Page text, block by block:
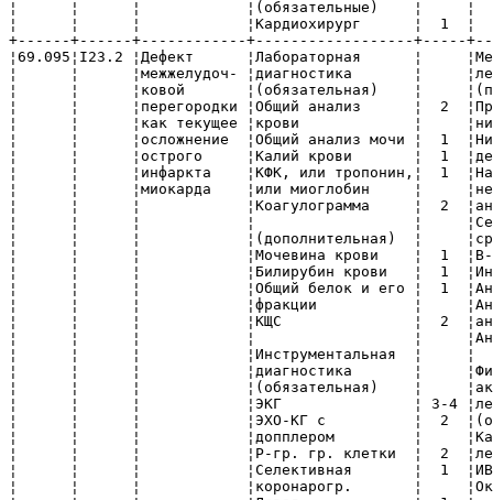
коронарогр.       ¦     ¦Оксигенация        ¦          ¦               ¦
¦      ¦      ¦            ¦Левая             ¦  1  ¦                   ¦          ¦               ¦
¦      ¦      ¦            ¦вентрикулография  ¦     ¦                   ¦          ¦               ¦
¦      ¦      ¦            ¦                  ¦     ¦                   ¦          ¦               ¦
¦      ¦      ¦            ¦(дополнительная)  ¦     ¦                   ¦          ¦               ¦
¦      ¦      ¦            ¦Исследование      ¦  1  ¦                   ¦          ¦               ¦
¦      ¦      ¦            ¦центральной       ¦     ¦                   ¦          ¦               ¦
¦      ¦      ¦            ¦гемодинамики      ¦     ¦                   ¦          ¦               ¦
¦      ¦      ¦            ¦Холтеровское      ¦  1  ¦                   ¦          ¦               ¦
¦      ¦      ¦            ¦мониторирование   ¦     ¦                   ¦          ¦               ¦
¦      ¦      ¦            ¦                  ¦     ¦                   ¦          ¦               ¦
¦      ¦      ¦            ¦Консультации      ¦     ¦                   ¦          ¦               ¦
¦      ¦      ¦            ¦специалистов      ¦     ¦                   ¦          ¦               ¦
¦      ¦      ¦            ¦(обязательные)    ¦     ¦                   ¦          ¦               ¦
¦      ¦      ¦            ¦Кардиохирург      ¦  1  ¦                   ¦          ¦               ¦
+------+------+------------+------------------+-----+-------------------+----------+---------------+
¦69.095¦I23.3 ¦Разрыв      ¦Лабораторная      ¦     ¦Медикаментозное    ¦21        ¦Поддержан.     ¦
¦      ¦      ¦сердечной   ¦диагностика       ¦     ¦лечение            ¦          ¦показателей    ¦
¦      ¦      ¦стенки без  ¦(обязательная)    ¦     ¦(по показаниям)    ¦          ¦гемодинамики   ¦
¦      ¦      ¦гемопери-   ¦Общий анализ      ¦  2  ¦Нитраты            ¦          ¦               ¦
¦      ¦      ¦карда как   ¦крови             ¦     ¦Наркотические и    ¦          ¦               ¦
¦      ¦      ¦текущее     ¦Общий анализ мочи ¦  2  ¦ненаркотические    ¦          ¦               ¦
¦      ¦      ¦осложнение  ¦Калий крови       ¦  1  ¦анальгетики        ¦          ¦               ¦
¦      ¦      ¦острого     ¦Глюкоза крови     ¦  2  ¦B-блокаторы        ¦          ¦               ¦
¦      ¦      ¦инфаркта    ¦Креатинин крови   ¦     ¦Ингибит. АПФ       ¦          ¦               ¦
¦      ¦      ¦миокарда    ¦КФК, или тропонин,¦  1  ¦Антагонисты        ¦          ¦               ¦
¦      ¦      ¦            ¦или миоглобин     ¦     ¦ангиотензина-2     ¦          ¦               ¦
¦      ¦      ¦            ¦Коагулограмма     ¦     ¦Антиаритм. преп.   ¦          ¦               ¦
¦      ¦      ¦            ¦                  ¦     ¦Мочегонные         ¦          ¦               ¦
¦      ¦      ¦            ¦(дополнительная)  ¦     ¦                   ¦          ¦               ¦
¦      ¦      ¦            ¦Мочевина крови    ¦  1  ¦Физические и       ¦          ¦               ¦
¦      ¦      ¦            ¦Билирубин крови   ¦  1  ¦активные методы    ¦          ¦               ¦
¦      ¦      ¦            ¦Общий белок и его ¦  1  ¦лечения            ¦          ¦               ¦
¦      ¦      ¦            ¦фракции           ¦     ¦(дополнит.)        ¦          ¦               ¦
¦      ¦      ¦            ¦КЩС               ¦  2  ¦Кардиохирургическое¦          ¦               ¦
¦      ¦      ¦            ¦